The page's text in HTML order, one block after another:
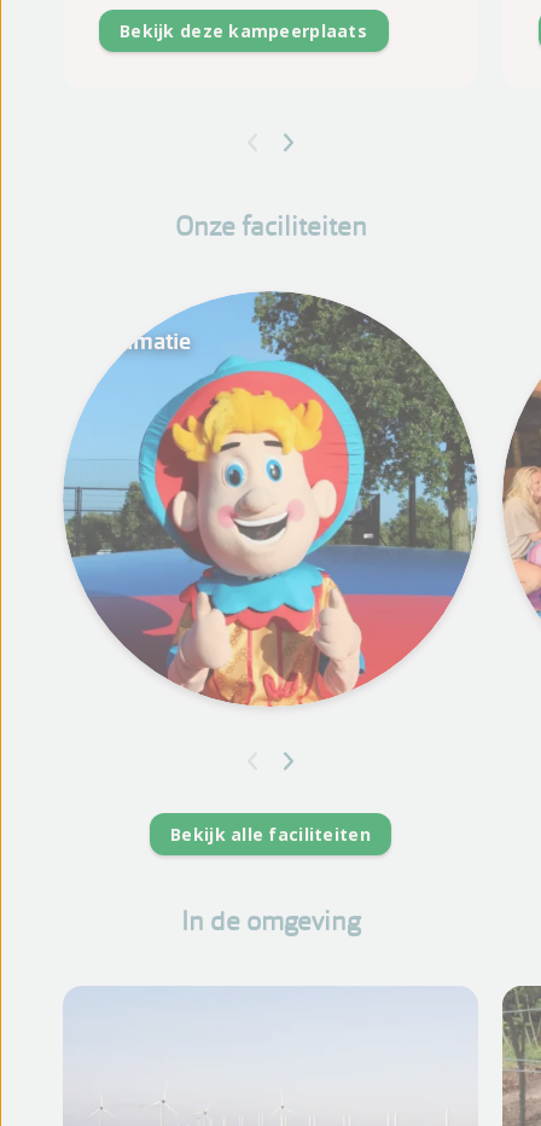
Bekijk deze kampeerplaats
Onze faciliteiten
Animatie
Bekijk alle faciliteiten
In de omgeving